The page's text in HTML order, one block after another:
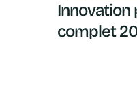
Innovation
complet